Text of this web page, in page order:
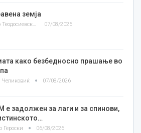
земја
Златко Теодосиевски 07/08/2026
како безбедносно прашање во
Челиковиќ 07/08/2026
е задолжен за лаги и за спинови,
Героски 06/08/2026